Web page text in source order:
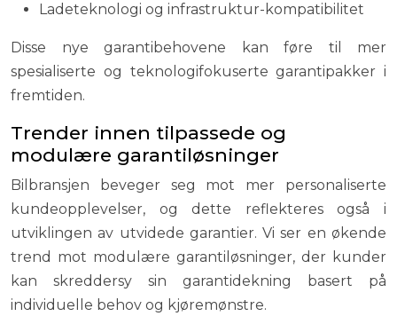
Ladeteknologi og infrastruktur-kompatibilitet
Disse nye garantibehovene kan føre til mer
spesialiserte og teknologifokuserte garantipakker i
fremtiden.
Trender innen tilpassede og
modulære garantiløsninger
Bilbransjen beveger seg mot mer personaliserte
kundeopplevelser, og dette reflekteres også i
utviklingen av utvidede garantier. Vi ser en økende
trend mot modulære garantiløsninger, der kunder
kan skreddersy sin garantidekning basert på
individuelle behov og kjøremønstre.